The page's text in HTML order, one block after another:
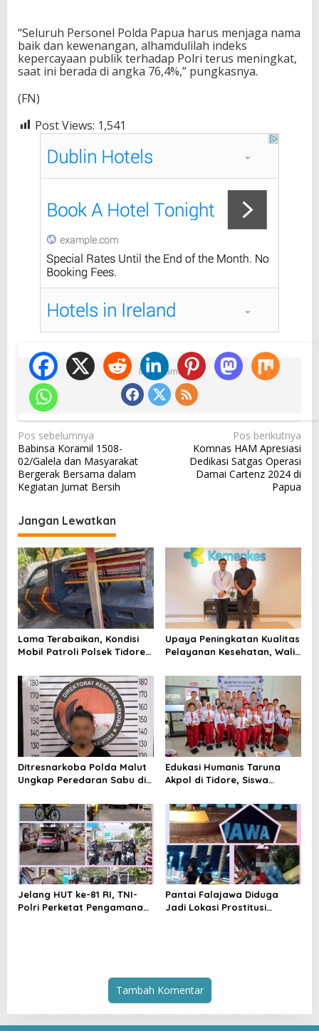
“Seluruh Personel Polda Papua harus menjaga nama
baik dan kewenangan, alhamdulilah indeks
kepercayaan publik terhadap Polri terus meningkat,
saat ini berada di angka 76,4%,” pungkasnya.
(FN)
Post Views: 1,541
Ikuti Kami
N
a
v
i
g
a
s
i
p
o
s
Pos sebelumnya
Babinsa Koramil 1508-
02/Galela dan Masyarakat
Bergerak Bersama dalam
Kegiatan Jumat Bersih
Pos berikutnya
Komnas HAM Apresiasi
Dedikasi Satgas Operasi
Damai Cartenz 2024 di
Papua
Jangan Lewatkan
Lama Terabaikan, Kondisi
Mobil Patroli Polsek Tidore
Kapolda
Upaya Peningkatan Kualitas
Pelayanan Kesehatan, Wali
Audiensi dengan Menkes RI
Ditresnarkoba Polda Malut
Ungkap Peredaran Sabu di
Pengedar Diamankan
Edukasi Humanis Taruna
Akpol di Tidore, Siswa
Mandiri
Jelang HUT ke-81 RI, TNI-
Polri Perketat Pengamanan
Pantai Falajawa Diduga
Jadi Lokasi Prostitusi
Tambah Komentar